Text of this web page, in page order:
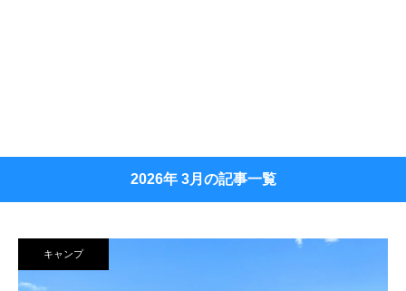
2026年 3月の記事一覧
キャンプ